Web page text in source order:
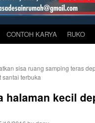
CONTOH KARYA RUKO
sisa ruang samping teras
santai terbuka
halaman kecil